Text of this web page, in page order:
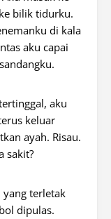
bilik tidurku.
di kala
aku capai
aku
keluar
ayah. Risau.
sakit?
terletak
dipulas.